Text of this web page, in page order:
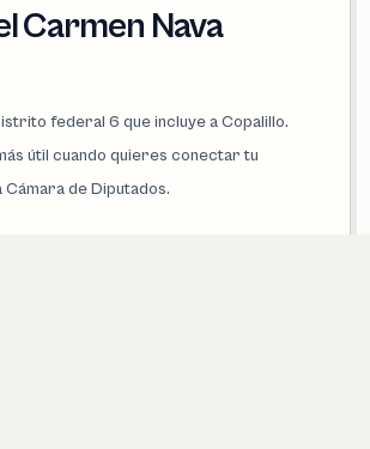
Carmen Nava
federal 6 que incluye a Copalillo.
útil cuando quieres conectar tu
de Diputados.